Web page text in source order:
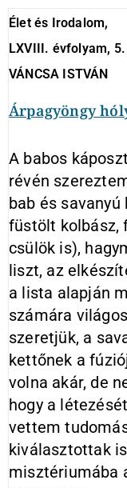
Élet és Irodalom,
LXVIII. évfolyam,
VÁNCSA ISTVÁN
Árpagyöngy
A babos
révén
bab és
füstölt kolbász,
csülök is),
liszt, az
a lista alapján
számára
szeretjük, a
kettőnek a
volna akár, de
hogy a
vettem
kiválasztottak
misztériumába